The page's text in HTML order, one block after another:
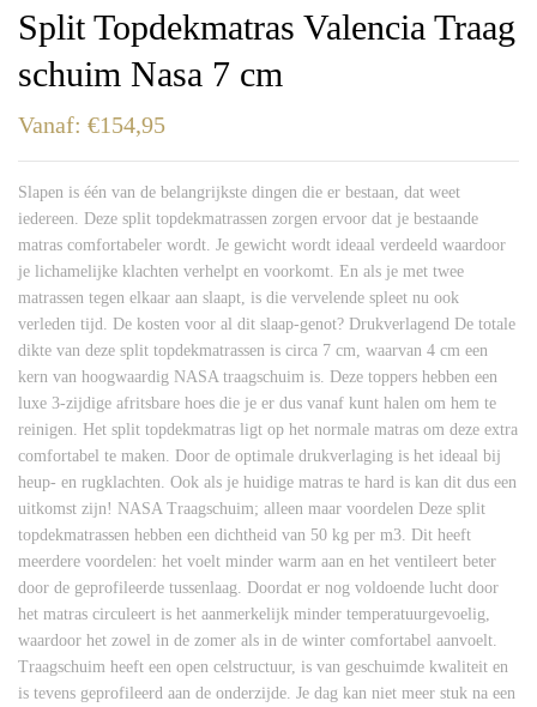
Split Topdekmatras Valencia Traag
schuim Nasa 7 cm
Vanaf: €154,95
Slapen is één van de belangrijkste dingen die er bestaan, dat weet
iedereen. Deze split topdekmatrassen zorgen ervoor dat je bestaande
matras comfortabeler wordt. Je gewicht wordt ideaal verdeeld waardoor
je lichamelijke klachten verhelpt en voorkomt. En als je met twee
matrassen tegen elkaar aan slaapt, is die vervelende spleet nu ook
verleden tijd. De kosten voor al dit slaap-genot? Drukverlagend De totale
dikte van deze split topdekmatrassen is circa 7 cm, waarvan 4 cm een
kern van hoogwaardig NASA traagschuim is. Deze toppers hebben een
luxe 3-zijdige afritsbare hoes die je er dus vanaf kunt halen om hem te
reinigen. Het split topdekmatras ligt op het normale matras om deze extra
comfortabel te maken. Door de optimale drukverlaging is het ideaal bij
heup- en rugklachten. Ook als je huidige matras te hard is kan dit dus een
uitkomst zijn! NASA Traagschuim; alleen maar voordelen Deze split
topdekmatrassen hebben een dichtheid van 50 kg per m3. Dit heeft
meerdere voordelen: het voelt minder warm aan en het ventileert beter
door de geprofileerde tussenlaag. Doordat er nog voldoende lucht door
het matras circuleert is het aanmerkelijk minder temperatuurgevoelig,
waardoor het zowel in de zomer als in de winter comfortabel aanvoelt.
Traagschuim heeft een open celstructuur, is van geschuimde kwaliteit en
is tevens geprofileerd aan de onderzijde. Je dag kan niet meer stuk na een